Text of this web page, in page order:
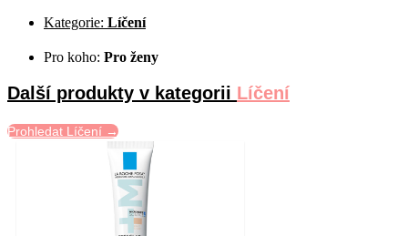
Kategorie: Líčení
Pro koho: Pro ženy
Další produkty v kategorii Líčení
Prohledat Líčení →